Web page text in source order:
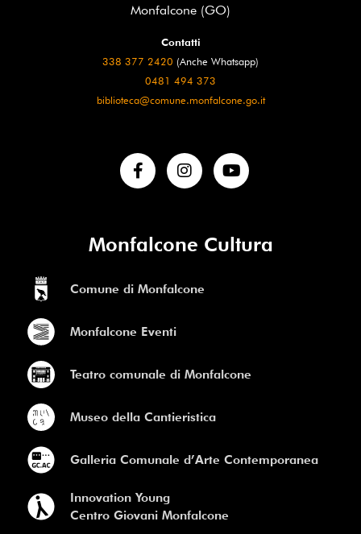
Monfalcone (GO)
Contatti
338 377 2420 (Anche Whatsapp)
0481 494 373
biblioteca@comune.monfalcone.go.it
Monfalcone Cultura
Comune di Monfalcone
Monfalcone Eventi
Teatro comunale di Monfalcone
Museo della Cantieristica
Galleria Comunale d’Arte Contemporanea
Innovation Young
Centro Giovani Monfalcone